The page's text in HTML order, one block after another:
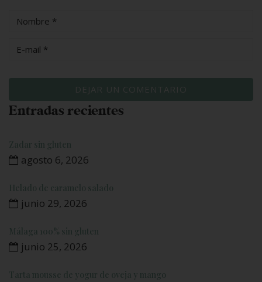
Entradas recientes
Zadar sin gluten
agosto 6, 2026
Helado de caramelo salado
junio 29, 2026
Málaga 100% sin gluten
junio 25, 2026
Tarta mousse de yogur de oveja y mango